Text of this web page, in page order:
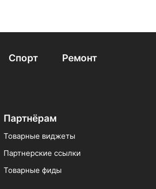
Спорт
Ремонт
Партнёрам
Товарные виджеты
Партнерские ссылки
Товарные фиды